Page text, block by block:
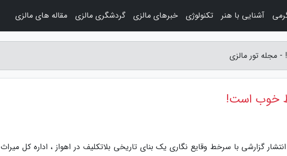
تور مالزی
خوب است!
گزارشی با سرخط وقایع نگاری یک بنای تاریخی بلاتکلیف در اهواز ، اداره کل میراث
آشنایی با هنر تکنولوژی خبرهای مالزی گردشگری مالزی مقاله های مالزی